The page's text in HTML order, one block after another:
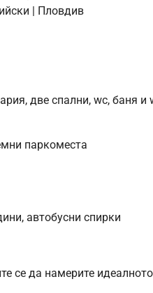
| Пловдив
две спални, wc, баня и
паркоместа
автобусни спирки
се да намерите